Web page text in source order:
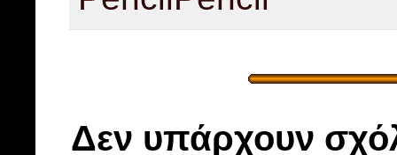
Δεν υπάρχουν